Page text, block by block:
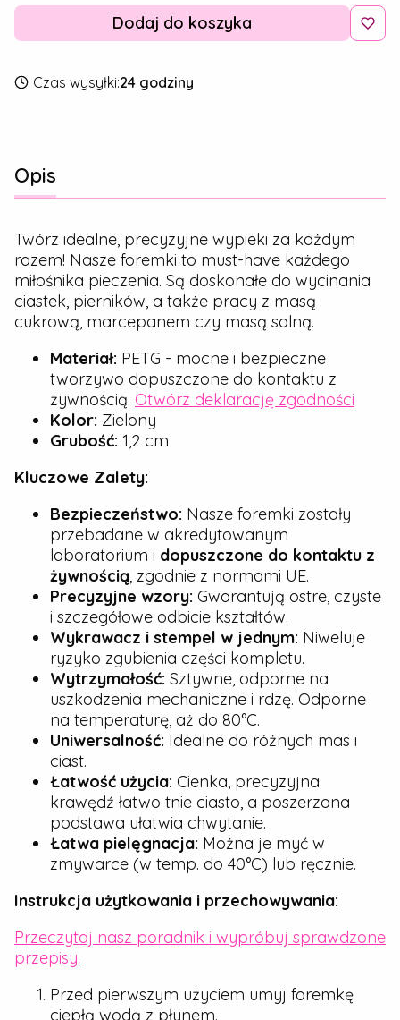
Dodaj do koszyka
Czas wysyłki:24 godziny
Opis
Twórz idealne, precyzyjne wypieki za każdym
razem! Nasze foremki to must-have każdego
miłośnika pieczenia. Są doskonałe do wycinania
ciastek, pierników, a także pracy z masą
cukrową, marcepanem czy masą solną.
Materiał: PETG - mocne i bezpieczne
tworzywo dopuszczone do kontaktu z
żywnością. Otwórz deklarację zgodności
Kolor: Zielony
Grubość: 1,2 cm
Kluczowe Zalety:
Bezpieczeństwo: Nasze foremki zostały
przebadane w akredytowanym
laboratorium i dopuszczone do kontaktu z
żywnością, zgodnie z normami UE.
Precyzyjne wzory: Gwarantują ostre, czyste
i szczegółowe odbicie kształtów.
Wykrawacz i stempel w jednym: Niweluje
ryzyko zgubienia części kompletu.
Wytrzymałość: Sztywne, odporne na
uszkodzenia mechaniczne i rdzę. Odporne
na temperaturę, aż do 80°C.
Uniwersalność: Idealne do różnych mas i
ciast.
Łatwość użycia: Cienka, precyzyjna
krawędź łatwo tnie ciasto, a poszerzona
podstawa ułatwia chwytanie.
Łatwa pielęgnacja: Można je myć w
zmywarce (w temp. do 40°C) lub ręcznie.
Instrukcja użytkowania i przechowywania:
Przeczytaj nasz poradnik i wypróbuj sprawdzone
przepisy.
Przed pierwszym użyciem umyj foremkę
ciepłą wodą z płynem.